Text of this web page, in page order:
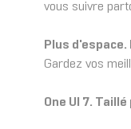
vous suivre
Plus
Gardez vos
One UI 7.